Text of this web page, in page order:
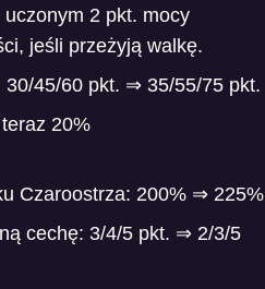
2 pkt. mocy
jeśli przeżyją walkę.
30/45/60 pkt. ⇒ 35/55/75 pkt.
20%
Czaroostrza: 200% ⇒ 225%
cechę: 3/4/5 pkt. ⇒ 2/3/5